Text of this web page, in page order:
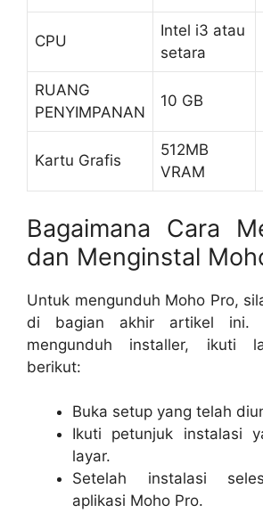
CPU
Intel i3 atau
setara
RUANG
PENYIMPANAN
10 GB
Kartu Grafis
512MB
VRAM
Bagaimana Cara
dan Menginstal
Untuk mengunduh Moho Pro,
di bagian akhir artikel ini.
mengunduh installer, ikuti
berikut:
Buka setup yang telah
Ikuti petunjuk instalasi
layar.
Setelah instalasi
aplikasi Moho Pro.